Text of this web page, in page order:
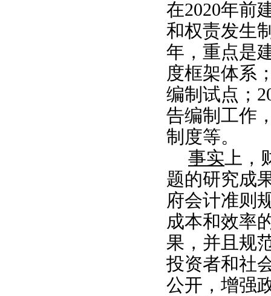
在2020年前
和权责发生
年，重点是
度框架体系
编制试点；
告编制工作
制度等。
事实 上
题的研究成
府会计准则
成本和效率
果，并且规
投资者和社
公开，增强